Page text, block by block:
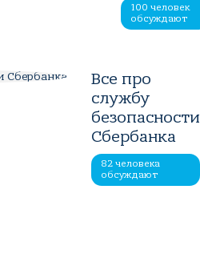
100 человек
обсуждают
Все про
службу
безопасности
Сбербанка
82 человека
обсуждают